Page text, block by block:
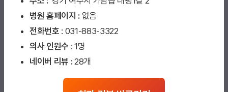
병원 홈페이지 : 없음
전화번호 : 031-883-3322
의사 인원수 : 1명
네이버 리뷰 : 28개